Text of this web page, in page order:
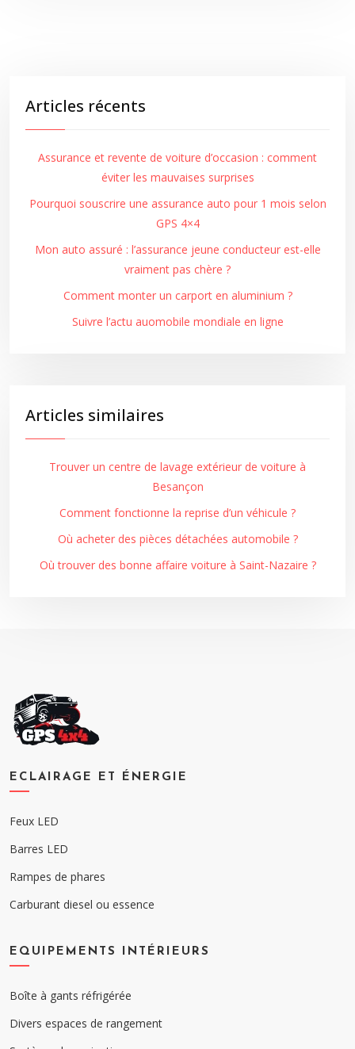
Articles récents
Assurance et revente de voiture d’occasion : comment
éviter les mauvaises surprises
Pourquoi souscrire une assurance auto pour 1 mois selon
GPS 4×4
Mon auto assuré : l’assurance jeune conducteur est-elle
vraiment pas chère ?
Comment monter un carport en aluminium ?
Suivre l’actu auomobile mondiale en ligne
Articles similaires
Trouver un centre de lavage extérieur de voiture à
Besançon
Comment fonctionne la reprise d’un véhicule ?
Où acheter des pièces détachées automobile ?
Où trouver des bonne affaire voiture à Saint-Nazaire ?
ECLAIRAGE ET ÉNERGIE
Feux LED
Barres LED
Rampes de phares
Carburant diesel ou essence
EQUIPEMENTS INTÉRIEURS
Boîte à gants réfrigérée
Divers espaces de rangement